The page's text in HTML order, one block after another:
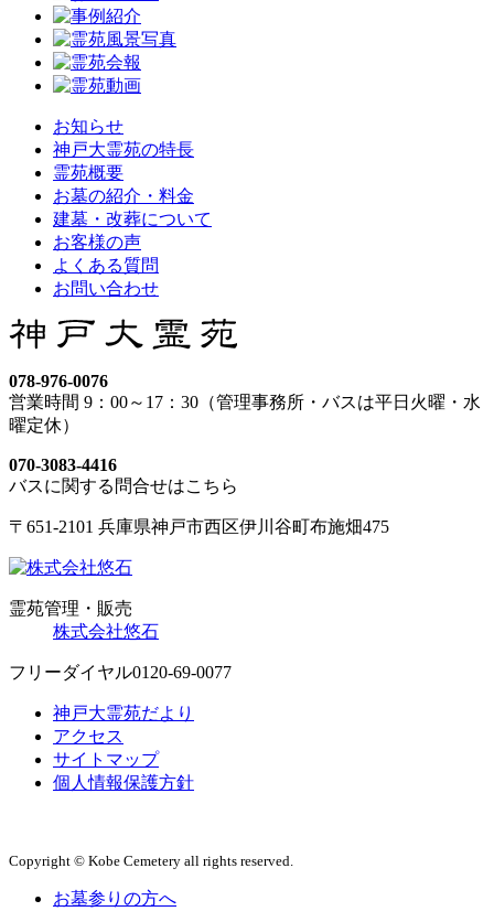
お知らせ
神戸大霊苑の特長
霊苑概要
お墓の紹介・料金
建墓・改葬について
お客様の声
よくある質問
お問い合わせ
078-976-0076
営業時間 9：00～17：30（管理事務所・バスは平日火曜・水
曜定休）
070-3083-4416
バスに関する問合せはこちら
〒651-2101 兵庫県神戸市西区伊川谷町布施畑475
霊苑管理・販売
株式会社悠石
フリーダイヤル0120-69-0077
神戸大霊苑だより
アクセス
サイトマップ
個人情報保護方針
Copyright © Kobe Cemetery all rights reserved.
お墓参りの方へ